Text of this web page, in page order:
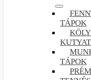
TÁPOK
TÁPOK